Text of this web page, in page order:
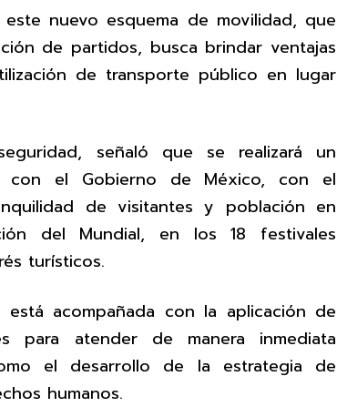
nuevo esquema de movilidad, que
de partidos, busca brindar ventajas
de transporte público en lugar
señaló que se realizará un
con el Gobierno de México, con el
de visitantes y población en
del Mundial, en los 18 festivales
turísticos.
acompañada con la aplicación de
para atender de manera inmediata
el desarrollo de la estrategia de
humanos.